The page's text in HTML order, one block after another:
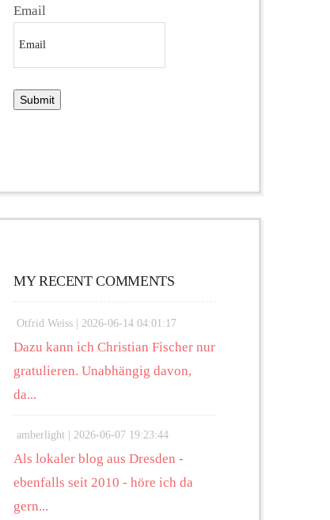
Email
MY RECENT COMMENTS
Otfrid Weiss | 2026-06-14 04:01:17
Dazu kann ich Christian Fischer nur
gratulieren. Unabhängig davon,
da...
amberlight | 2026-06-07 19:23:44
Als lokaler blog aus Dresden -
ebenfalls seit 2010 - höre ich da
gern...